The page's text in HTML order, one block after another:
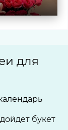
для
букет